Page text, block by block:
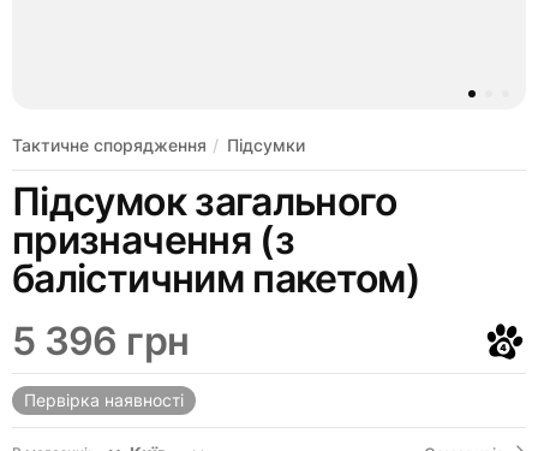
Тактичне спорядження Підсумки
Підсумок загального
призначення (з
балістичним пакетом)
5 396 грн
Первірка наявності